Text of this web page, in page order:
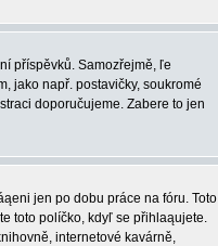
příspěvků. Samozřejmě, ľe
jako např. postavičky, soukromé
doporučujeme. Zabere to jen
jen po dobu práce na fóru. Toto
toto políčko, kdyľ se přihlaąujete.
internetové kavárně,